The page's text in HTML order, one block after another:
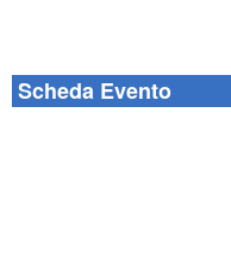
Scheda Evento